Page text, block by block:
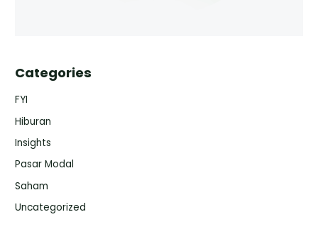
Categories
FYI
Hiburan
Insights
Pasar Modal
Saham
Uncategorized